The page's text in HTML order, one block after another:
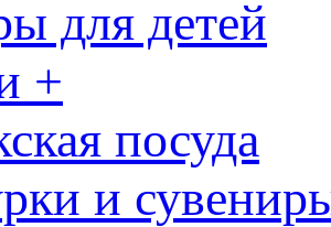
для детей
+
посуда
и